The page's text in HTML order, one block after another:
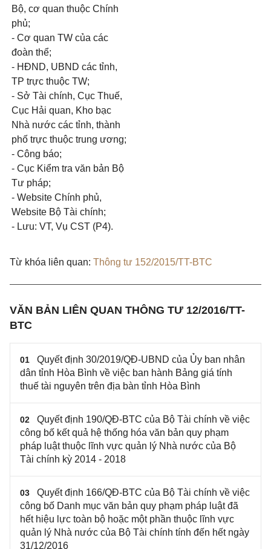
Bộ, cơ quan thuộc Chính
phủ;
- Cơ quan TW của các
đoàn thể;
- HĐND, UBND các tỉnh,
TP trực thuộc TW;
- Sở Tài chính, Cục Thuế,
Cục Hải quan, Kho bạc
Nhà nước các tỉnh, thành
phố trực thuộc trung ương;
- Công báo;
- Cục Kiểm tra văn bản Bộ
Tư pháp;
- Website Chính phủ,
Website Bộ Tài chính;
- Lưu: VT, Vụ CST (P4).
Từ khóa liên quan: Thông tư 152/2015/TT-BTC
VĂN BẢN LIÊN QUAN THÔNG TƯ 12/2016/TT-
BTC
01
Quyết định 30/2019/QĐ-UBND của Ủy ban nhân
dân tỉnh Hòa Bình về việc ban hành Bảng giá tính
thuế tài nguyên trên địa bàn tỉnh Hòa Bình
02
Quyết định 190/QĐ-BTC của Bộ Tài chính về việc
công bố kết quả hệ thống hóa văn bản quy phạm
pháp luật thuộc lĩnh vực quản lý Nhà nước của Bộ
Tài chính kỳ 2014 - 2018
03
Quyết định 166/QĐ-BTC của Bộ Tài chính về việc
công bố Danh mục văn bản quy phạm pháp luật đã
hết hiệu lực toàn bộ hoặc một phần thuộc lĩnh vực
quản lý Nhà nước của Bộ Tài chính tính đến hết ngày
31/12/2016